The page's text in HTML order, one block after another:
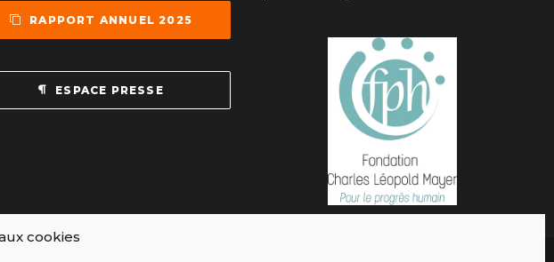
cookies
RAPPORT ANNUEL 2025
ESPACE PRESSE